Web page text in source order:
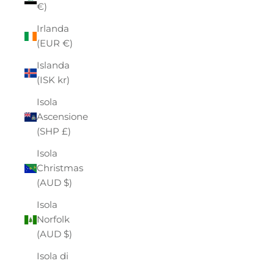
€)
Irlanda
(EUR €)
Islanda
(ISK kr)
Isola
Ascensione
(SHP £)
Isola
Christmas
(AUD $)
Isola
Norfolk
(AUD $)
Isola di